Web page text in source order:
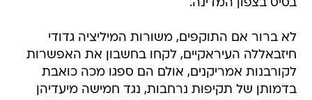
בסיס בצפון המדינה.
לא ברור אם התוקפים, משורות המיליציה גדודי
חיזבאללה העיראקיים, לקחו בחשבון את האפשרות
לקורבנות אמריקנים, אולם הם ספגו מכה כואבת
בדמותן של תקיפות נרחבות, נגד חמישה מיעדיהן